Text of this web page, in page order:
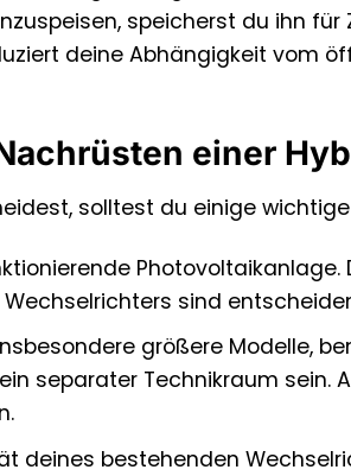
speicherst du ihn für
deine Abhängigkeit vom
einer
solltest du einige
Photovoltaikanlage.
sind
größere Modelle,
separater Technikraum sein.
deines bestehenden